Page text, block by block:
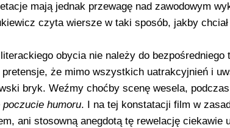
mają jednak przewagę nad zawodowym
czyta wiersze w taki sposób, jakby chciał
obycia nie należy do bezpośredniego
że mimo wszystkich uatrakcyjnień i
bryk. Weźmy choćby scenę wesela,
humoru. I na tej konstatacji film w
ani stosowną anegdotą tę rewelację ciekawie